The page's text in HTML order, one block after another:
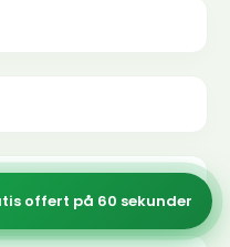
offert på 60 sekunder